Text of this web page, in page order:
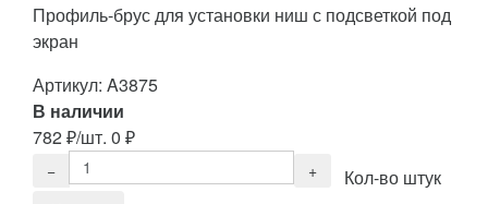
Профиль-брус для установки ниш с подсветкой под
экран
Артикул: A3875
В наличии
782₽/шт. 0 ₽
Кол-во штук